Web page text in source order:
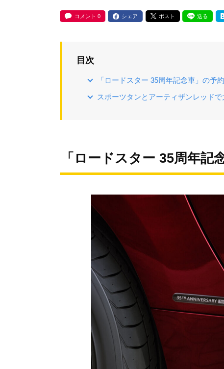
コメント 0 シェア ポスト 送る
目次
「ロードスター 35周年記念車」の予
スポーツタンとアーティザンレッド
「ロードスター 35周年記